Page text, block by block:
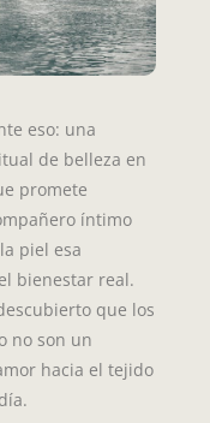
eso: una
de belleza en
promete
íntimo
piel esa
bienestar real.
que los
no son un
hacia el tejido